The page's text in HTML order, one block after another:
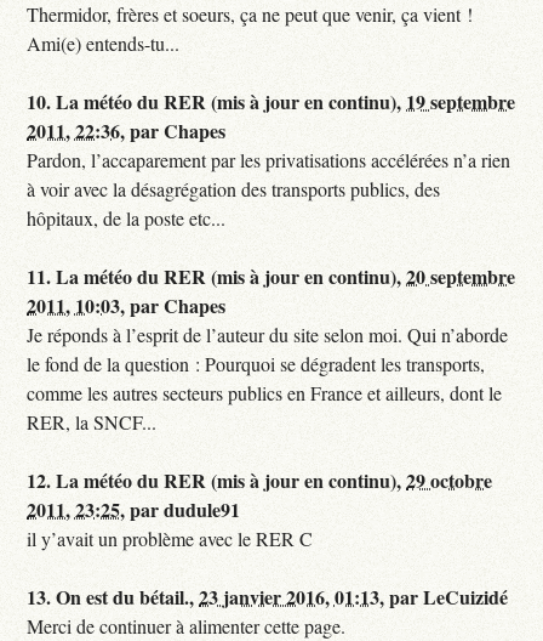
Thermidor, frères et soeurs, ça ne peut que venir, ça vient !
Ami(e) entends-tu...
10.La météo du RER (mis à jour en continu), 19 septembre
2011, 22:36,parChapes
Pardon, l’accaparement par les privatisations accélérées n’a rien
à voir avec la désagrégation des transports publics, des
hôpitaux, de la poste etc...
11.La météo du RER (mis à jour en continu),20 septembre
2011, 10:03,parChapes
Je réponds à l’esprit de l’auteur du site selon moi. Qui n’aborde
le fond de la question : Pourquoi se dégradent les transports,
comme les autres secteurs publics en France et ailleurs, dont le
RER, la SNCF...
12.La météo du RER (mis à jour en continu),29 octobre
2011, 23:25,pardudule91
il y’avait un problème avec le RER C
13.On est du bétail.,23 janvier 2016, 01:13,parLeCuizidé
Merci de continuer à alimenter cette page.